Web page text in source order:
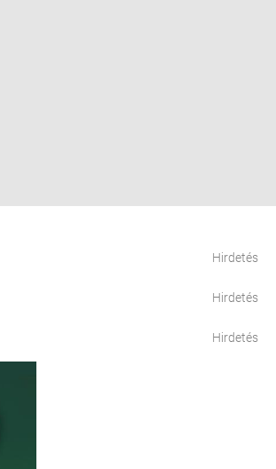
Hirdetés
Hirdetés
Hirdetés